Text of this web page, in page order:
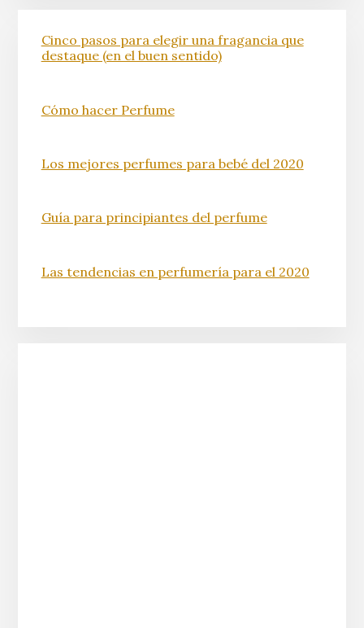
Cinco pasos para elegir una fragancia que
destaque (en el buen sentido)
Cómo hacer Perfume
Los mejores perfumes para bebé del 2020
Guía para principiantes del perfume
Las tendencias en perfumería para el 2020